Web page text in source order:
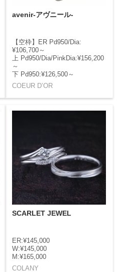
avenir-アヴニール-
【空枠】ER Pd950/Dia:
¥106,700～
上 Pd950/Dia/PinkDia:¥156,200
～
下 Pd950:¥126,500～
COEUR D’OR
SCARLET JEWEL
ER:¥145,000
W:¥145,000
M:¥165,000
COLANY